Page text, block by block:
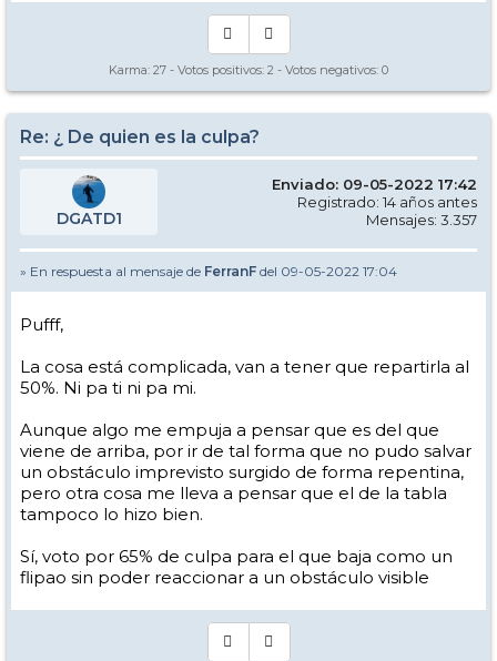
Karma: 27 - Votos positivos: 2 - Votos negativos: 0
Re: ¿ De quien es la culpa?
DGATD1
Enviado: 09-05-2022 17:42
Registrado: 14 años antes
Mensajes: 3.357
» En respuesta al mensaje de FerranF del 09-05-2022 17:04
Pufff,
La cosa está complicada, van a tener que repartirla al
50%. Ni pa ti ni pa mi.
Aunque algo me empuja a pensar que es del que
viene de arriba, por ir de tal forma que no pudo salvar
un obstáculo imprevisto surgido de forma repentina,
pero otra cosa me lleva a pensar que el de la tabla
tampoco lo hizo bien.
Sí, voto por 65% de culpa para el que baja como un
flipao sin poder reaccionar a un obstáculo visible